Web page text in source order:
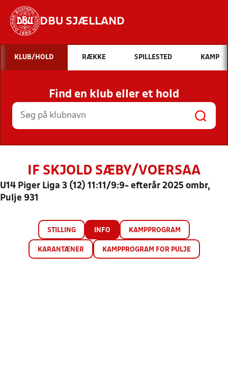
DBU SJÆLLAND
Hvad vil du søge efter?
INDHOLD OG NYHEDER
STILLINGER, RESULTATER, KLUBBER OG
HOLD
KLUB/HOLD RÆKKE SPILLESTED KAMP
Find en klub eller et hold
IF SKJOLD SÆBY/VOERSAA
U14 Piger Liga 3 (12) 11:11/9:9- efterår 2025 ombr,
Pulje 931
STILLING INFO KAMPPROGRAM
KARANTÆNER KAMPPROGRAM FOR PULJE